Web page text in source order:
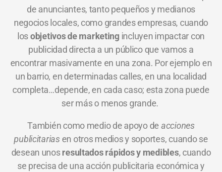
de anunciantes, tanto pequeños y medianos
negocios locales, como grandes empresas, cuando
losobjetivos de marketingincluyen impactar con
publicidad directa a un público que vamos a
encontrar masivamente en una zona. Por ejemplo en
un barrio, en determinadas calles, en una localidad
completa…depende, en cada caso; esta zona puede
ser más o menos grande.
También como medio de apoyo de acciones
publicitariasen otros medios y soportes, cuando se
desean unosresultados rápidos y medibles, cuando
se precisa de una acción publicitaria económica y